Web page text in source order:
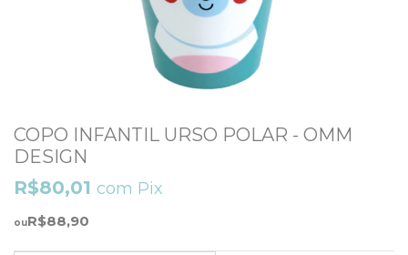
COPO INFANTIL URSO POLAR - OMM
DESIGN
R$88,90
R$80,01 com Pix